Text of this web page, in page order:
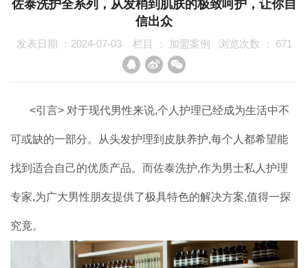
加盟案例
品牌加盟
联系我们
佐泰洗护全系列，从发梢到肌肤的极致呵护，让你自
信出众
发表日期 ：2024-07-03 栏目 ： 加盟案例 浏览次数 ： 671
<引言> 对于现代男性来说,个人护理已经成为生活中不
可或缺的一部分。从头发护理到皮肤养护,每个人都希望能
找到适合自己的优质产品。而佐泰洗护,作为男士私人护理
专家,为广大男性朋友提供了极具特色的解决方案,值得一探
究竟。